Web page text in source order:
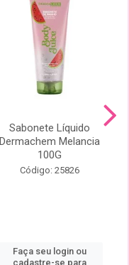
Sabonete Líquido
Dermachem Melancia
100G
Código: 25826
Faça seu login ou
cadastre-se para